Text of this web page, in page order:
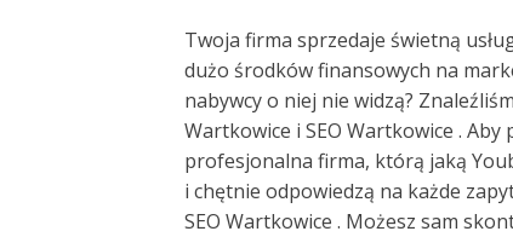
Twoja firma sprzedaje świetną
dużo środków finansowych na
nabywcy o niej nie widzą?
Wartkowice i SEO Wartkowice .
profesjonalna firma, którą jaką
i chętnie odpowiedzą na każde
SEO Wartkowice . Możesz sam